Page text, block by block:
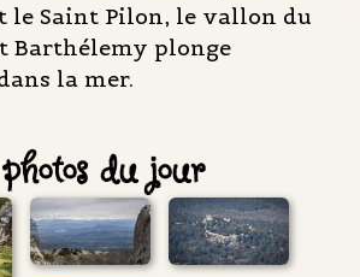
le Saint Pilon, le vallon du
Barthélemy plonge
la mer.
du jour